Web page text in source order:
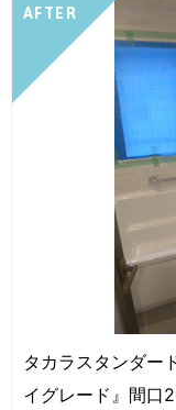
AFTER
タカラスタンダー
イグレード』間口